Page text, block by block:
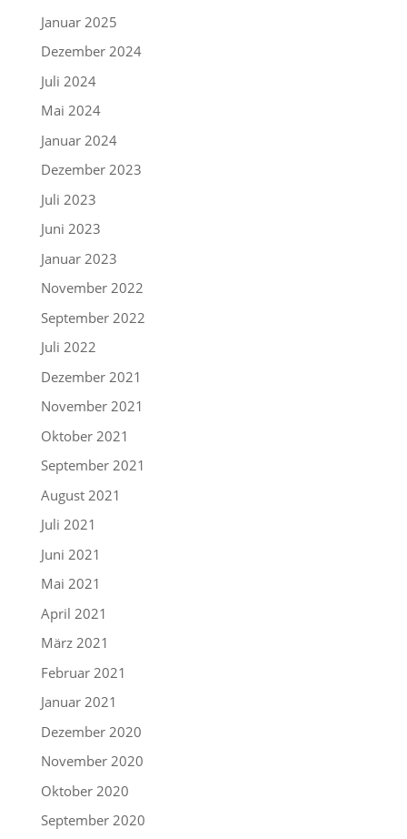
Januar 2025
Dezember 2024
Juli 2024
Mai 2024
Januar 2024
Dezember 2023
Juli 2023
Juni 2023
Januar 2023
November 2022
September 2022
Juli 2022
Dezember 2021
November 2021
Oktober 2021
September 2021
August 2021
Juli 2021
Juni 2021
Mai 2021
April 2021
März 2021
Februar 2021
Januar 2021
Dezember 2020
November 2020
Oktober 2020
September 2020